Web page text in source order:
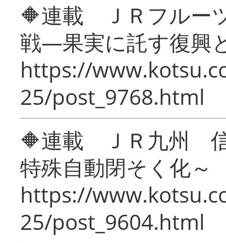
🔶連載 ＪＲフルー
戦―果実に託す復興
https://
25/post_9768.html
🔶連載 ＪＲ九州 信
特殊自動閉そく化～
https://
25/post_9604.html